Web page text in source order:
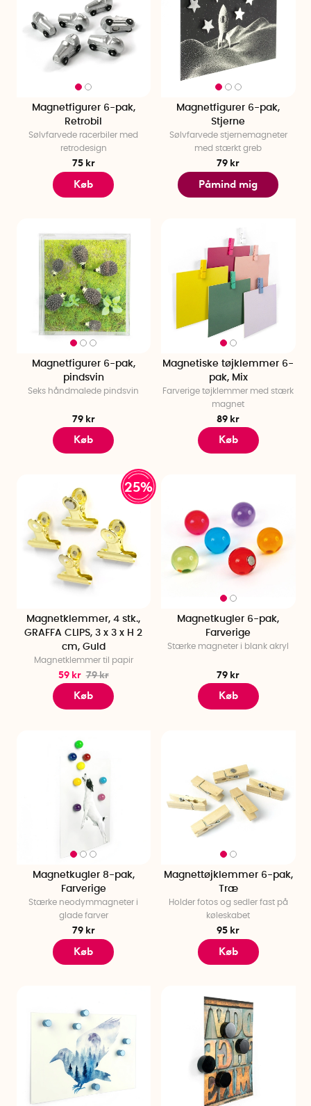
Magnetfigurer 6-pak,
Retrobil
Sølvfarvede racerbiler med
retrodesign
75 kr
Køb
Magnetfigurer 6-pak,
Stjerne
Sølvfarvede stjernemagneter
med stærkt greb
79 kr
Påmind mig
Magnetfigurer 6-pak,
pindsvin
Seks håndmalede pindsvin
79 kr
Køb
Magnetiske tøjklemmer 6-
pak, Mix
Farverige tøjklemmer med stærk
magnet
89 kr
Køb
25%
Magnetklemmer, 4 stk.,
GRAFFA CLIPS, 3 x 3 x H 2
cm, Guld
Magnetklemmer til papir
59 kr 79 kr
Køb
Magnetkugler 6-pak,
Farverige
Stærke magneter i blank akryl
79 kr
Køb
Magnetkugler 8-pak,
Farverige
Stærke neodymmagneter i
glade farver
79 kr
Køb
Magnettøjklemmer 6-pak,
Træ
Holder fotos og sedler fast på
køleskabet
95 kr
Køb